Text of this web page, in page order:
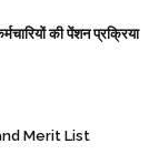
की पेंशन प्रक्रिया
Merit List